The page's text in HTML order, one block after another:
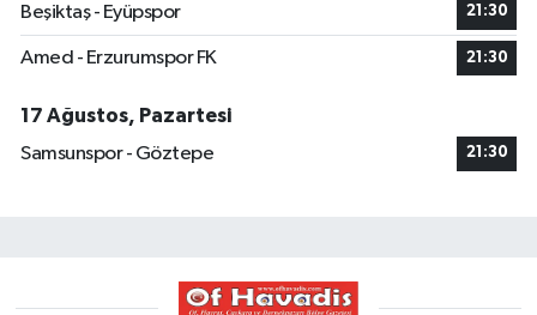
Beşiktaş - Eyüpspor 21:30
Amed - Erzurumspor FK 21:30
17 Ağustos, Pazartesi
Samsunspor - Göztepe
21:30